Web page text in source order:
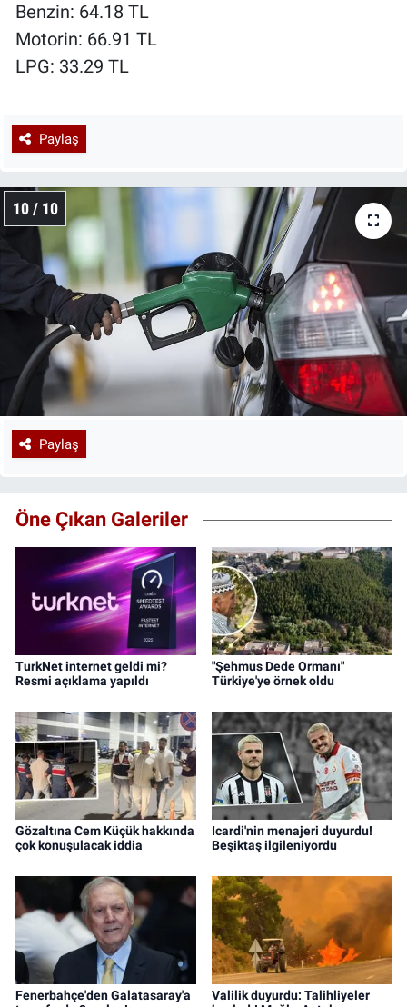
Benzin: 64.18 TL
Motorin: 66.91 TL
LPG: 33.29 TL
Paylaş
10 / 10
Paylaş
Öne Çıkan Galeriler
TurkNet internet geldi mi?
Resmi açıklama yapıldı
"Şehmus Dede Ormanı"
Türkiye'ye örnek oldu
Gözaltına Cem Küçük hakkında
çok konuşulacak iddia
Icardi'nin menajeri duyurdu!
Beşiktaş ilgileniyordu
Fenerbahçe'den Galatasaray'a
Valilik duyurdu: Talihliyeler